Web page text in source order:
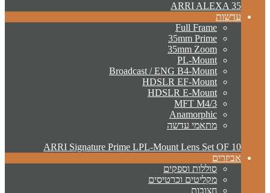
ARRI ALEXA 35
עדשות
Full Frame
35mm Prime
35mm Zoom
PL-Mount
Broadcast / ENG B4-Mount
HDSLR EF-Mount
HDSLR E-Mount
MFT M4/3
Anamorphic
מתאמי עדשה
ARRI Signature Prime LPL-Mount Lens Set OF 10
אביזרים
סוללות וספקים
מקליטים וכרטיסים
חצובות